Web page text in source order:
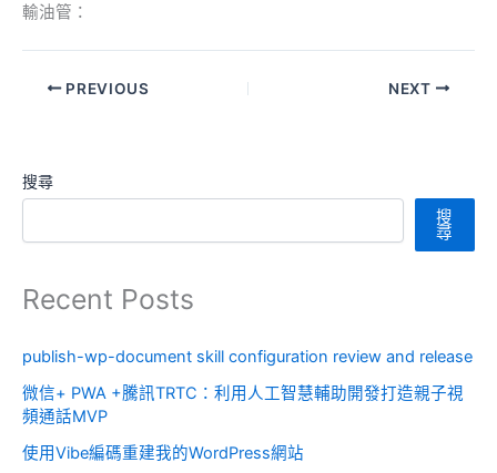
輸油管：
PREVIOUS NEXT
搜尋
搜
尋
Recent Posts
publish-wp-document skill configuration review and release
微信+ PWA +騰訊TRTC：利用人工智慧輔助開發打造親子視
頻通話MVP
使用Vibe編碼重建我的WordPress網站